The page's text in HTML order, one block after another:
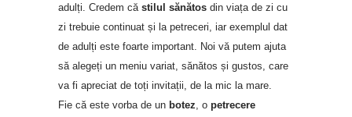
adulți. Credem că stilul sănătos din viața de zi cu
zi trebuie continuat și la petreceri, iar exemplul dat
de adulți este foarte important. Noi vă putem ajuta
să alegeți un meniu variat, sănătos și gustos, care
va fi apreciat de toți invitații, de la mic la mare.
Fie că este vorba de un botez , o petrecere